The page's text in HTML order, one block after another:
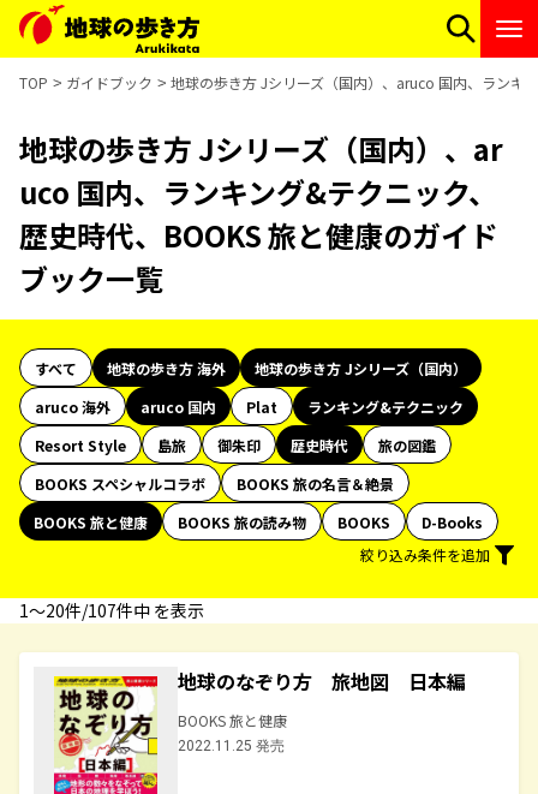
TOP ガイドブック 地球の歩き方 Jシリーズ（国内）、aruco 国内、ランキ
地球の歩き方 Jシリーズ（国内）、ar
uco 国内、ランキング&テクニック、
歴史時代、BOOKS 旅と健康のガイド
ブック一覧
すべて 地球の歩き方 海外
地球の歩き方 Jシリーズ（国内）
aruco 海外
aruco 国内 Plat
ランキング&テクニック
Resort Style
島旅 御朱印 歴史時代
旅の図鑑
BOOKS スペシャルコラボ
BOOKS 旅の名言＆絶景
BOOKS 旅と健康
BOOKS 旅の読み物 BOOKS
D-Books
絞り込み条件を追加
1〜20件/107件中 を表示
地球のなぞり方 旅地図 日本編
BOOKS 旅と健康
2022.11.25 発売